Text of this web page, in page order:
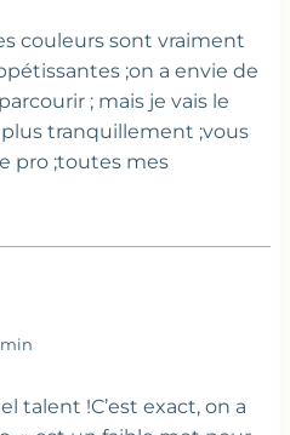
couleurs sont vraiment
;on a envie de
; mais je vais le
tranquillement ;vous
pro ;toutes mes
min
talent !C’est exact, on a